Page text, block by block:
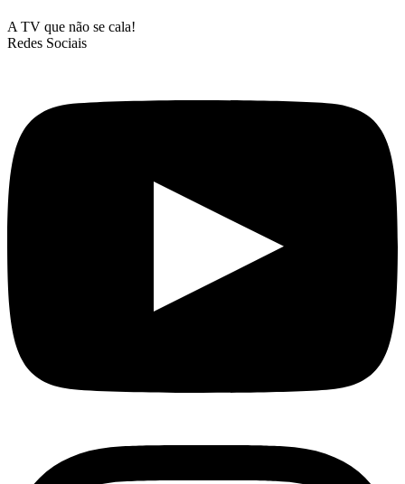
A TV que não se cala!
Redes Sociais